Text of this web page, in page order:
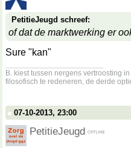
PetitieJeugd schreef:
of dat de marktwerking er
Sure "kan"
B. kiest tussen nergens vertroosting
filosofisch te redeneren, de derde
07-10-2013, 23:00
PetitieJeugd